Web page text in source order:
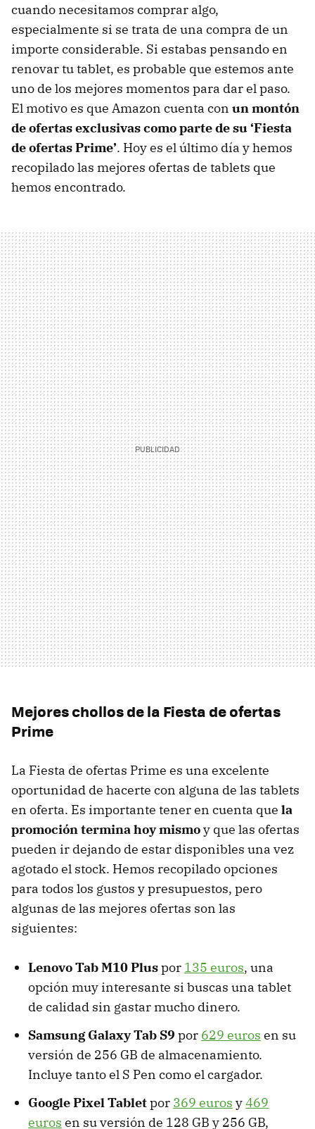
cuando necesitamos comprar algo,
especialmente si se trata de una compra de un
importe considerable. Si estabas pensando en
renovar tu tablet, es probable que estemos ante
uno de los mejores momentos para dar el paso.
El motivo es que Amazon cuenta con un montón
de ofertas exclusivas como parte de su ‘Fiesta
de ofertas Prime’. Hoy es el último día y hemos
recopilado las mejores ofertas de tablets que
hemos encontrado.
Mejores chollos de la Fiesta de ofertas
Prime
La Fiesta de ofertas Prime es una excelente
oportunidad de hacerte con alguna de las tablets
en oferta. Es importante tener en cuenta que la
promoción termina hoy mismoy que las ofertas
pueden ir dejando de estar disponibles una vez
agotado el stock. Hemos recopilado opciones
para todos los gustos y presupuestos, pero
algunas de las mejores ofertas son las
siguientes:
Lenovo Tab M10 Pluspor 135 euros, una
opción muy interesante si buscas una tablet
de calidad sin gastar mucho dinero.
Samsung Galaxy Tab S9 por 629 euros en su
versión de 256 GB de almacenamiento.
Incluye tanto el S Pen como el cargador.
Google Pixel Tabletpor 369 euros y469
euros en su versión de 128 GB y 256 GB,